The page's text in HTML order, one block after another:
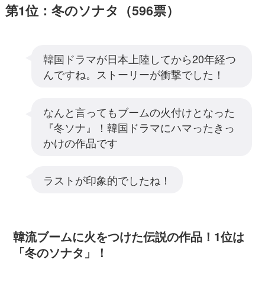
第1位：冬のソナタ（596票）
韓国ドラマが日本上陸してから20年経つ
んですね。ストーリーが衝撃でした！
なんと言ってもブームの火付けとなった
『冬ソナ』！韓国ドラマにハマったきっ
かけの作品です
ラストが印象的でしたね！
韓流ブームに火をつけた伝説の作品！1位は
「冬のソナタ」！